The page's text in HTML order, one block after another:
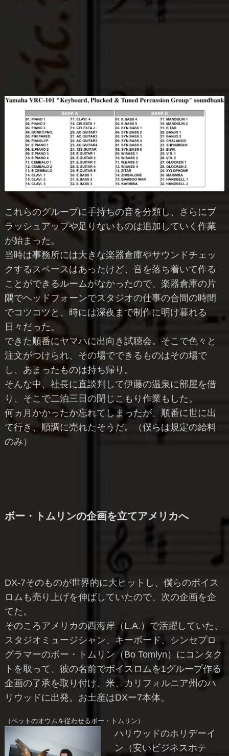
これらのグループに手持ちの音を分類し、さらにブ
ラッシュアップや足りないものは追加していく作業
が始まった。
当時は事務所には大きな楽器倉庫やサウンドチェッ
クするスペースはあったけど、音を落ち着いて作る
ことができるルームがなかったので、楽器倉庫の片
隅でヘッドフォーンでスタジオの仕事の合間の時間
でコツコツと、時には深夜まで制作に明け暮れる
日々だった。
できた順番にヤマハに出向き試聴会。そこで色々と
注文がつけられ、その場でできるものはその場で
し、あまったものは持ち帰り。
そんな中、社長に直談判して伊藤の温泉に部屋を借
り、そこで二泊三日の閉じこもり作業もした。
何ヵ月かかったか忘れてしまったが、順番に世に出
て行き、順調に売れたそうだ。（僕らは規定の給料
のみ）
ボー・トムリンの企画を立てアメリカへ
DX-7そのものが世界的に大ヒットし、僕らのボイス
ロムも売り上げを伸ばしていたので、次の企画を企
てた。
そのころアメリカの西海岸（L.A.）で活躍していた、
スタジオミュージシャン、キーボード、シンセプロ
グラマーのボー・トムリン（Bo Tomlyn）にコンタク
トを取って、彼の名前でボイスロムを1グループ作る
企画の了承を取り付け、米、カリフォルニア州のハ
リウッドに出発。お土産はDXー7本体。
（ペットのオウムを従わせるボー・トムリン）
ハリウッドのホリデーイ
ン（安いビジネスホテ